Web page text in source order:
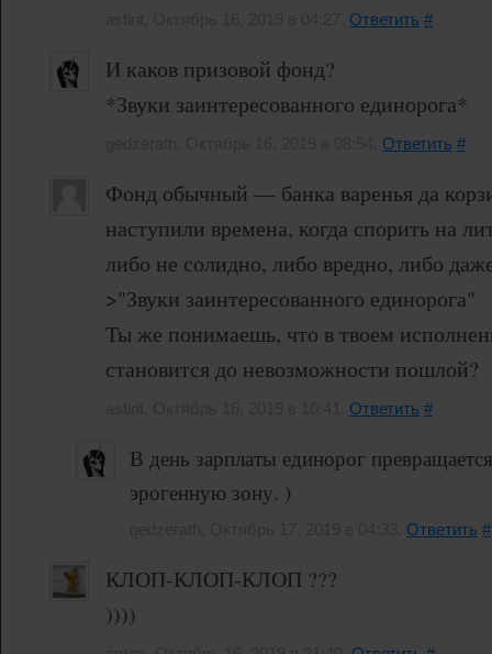
Ответить #
И каков призовой фонд?
*Звуки заинтересованного единорога*
Ответить #
Фонд обычный — банка варенья да
наступили времена, когда спорить на
либо не солидно, либо вредно, либо
>"Звуки заинтересованного единорога"
Ты же понимаешь, что в твоем
становится до невозможности пошлой?
Ответить #
В день зарплаты единорог
эрогенную зону. )
Ответить #
КЛОП-КЛОП-КЛОП ???
))))